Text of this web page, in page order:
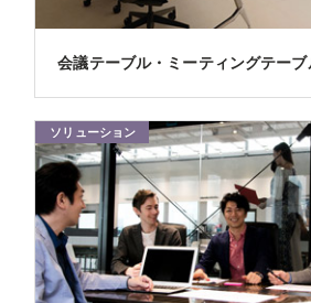
会議テーブル・ミーティングテー
ソリューション